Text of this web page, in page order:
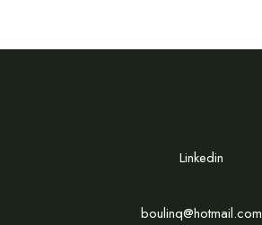
Linkedin
boulinq@hotmail.com